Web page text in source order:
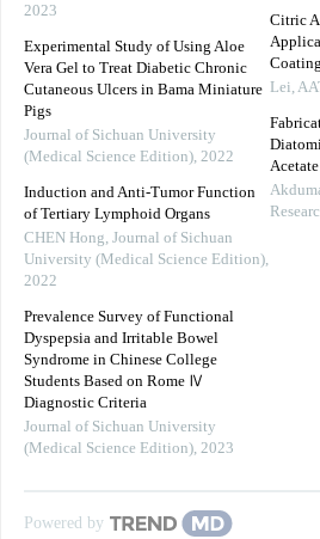
2023
Experimental Study of Using Aloe
Vera Gel to Treat Diabetic Chronic
Cutaneous Ulcers in Bama Miniature
Pigs
Journal of Sichuan University
(Medical Science Edition), 2022
Induction and Anti-Tumor Function
of Tertiary Lymphoid Organs
CHEN Hong, Journal of Sichuan
University (Medical Science Edition),
2022
Prevalence Survey of Functional
Dyspepsia and Irritable Bowel
Syndrome in Chinese College
Students Based on Rome Ⅳ
Diagnostic Criteria
Journal of Sichuan University
(Medical Science Edition), 2023
Citric
Lei,
Powered by